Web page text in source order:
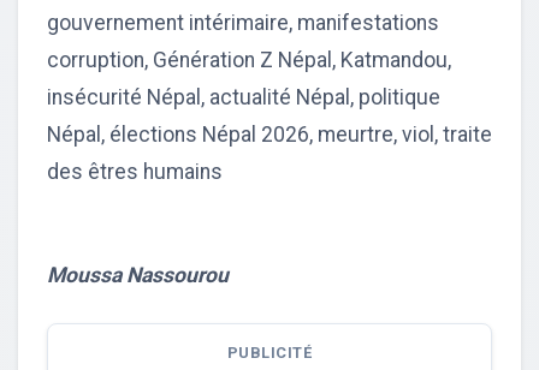
gouvernement intérimaire, manifestations
corruption, Génération Z Népal, Katmandou,
insécurité Népal, actualité Népal, politique
Népal, élections Népal 2026, meurtre, viol, traite
des êtres humains
Moussa Nassourou
PUBLICITÉ